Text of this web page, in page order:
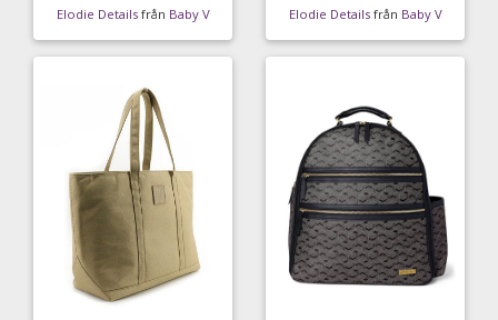
Elodie Details från Baby V Elodie Details från Baby V